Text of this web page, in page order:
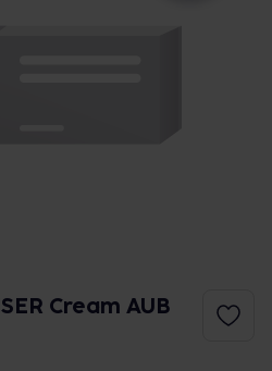
Cream AUB